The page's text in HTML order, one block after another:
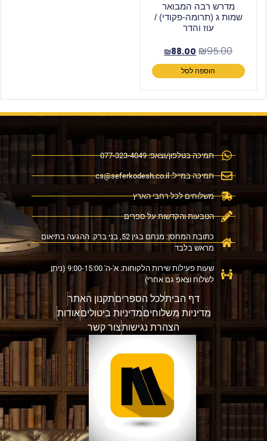
מדרש רבה המבואר
שמות ג (תרומה-פקודי) /
עוז והדר
₪95.00
₪88.00
הוספה לסל
דף הביתלכל הספריםתקנון האתר
מדיניות משלוחיםמדיניות ביטוליםאודות
הצהרת נגישותצור קשר
תמיכה בטלפון/וצאפ: 077-323-4049
תמיכה במייל:cs@seferkodesh.co.il
משלוחים לכל רחבי הארץ
הטבעות והקדשות על ספרים
כתובת המחסן: מנחם בגין 52, בני ברק. ההגעה בתיאום
מראש בלבד
שעות פעילות שירות הלקוחות: א'-ה' 9:00-15:00 (ניתן
לשלוח וצאפ גם אחרי)